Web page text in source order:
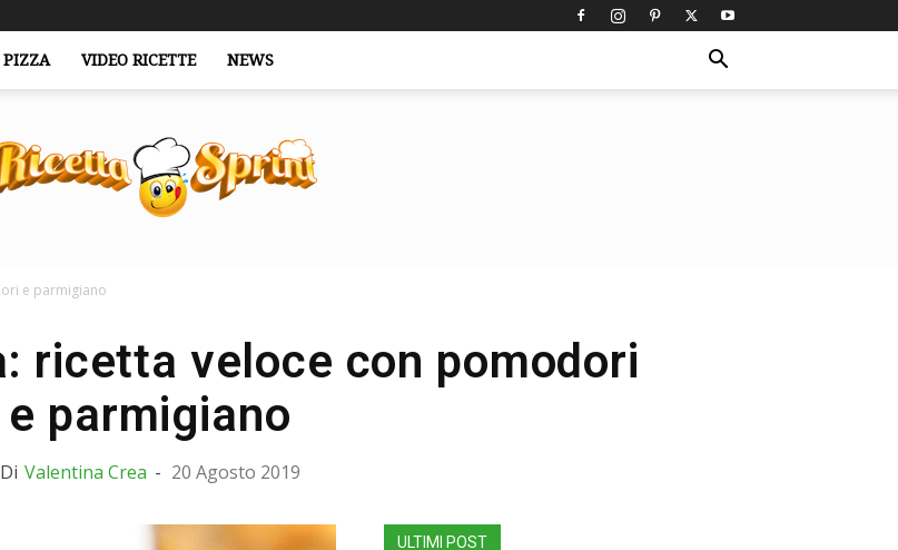
PIZZA VIDEO RICETTE NEWS
e parmigiano
ricetta veloce con pomodori
e parmigiano
Di Valentina Crea - 20 Agosto 2019
ULTIMI POST